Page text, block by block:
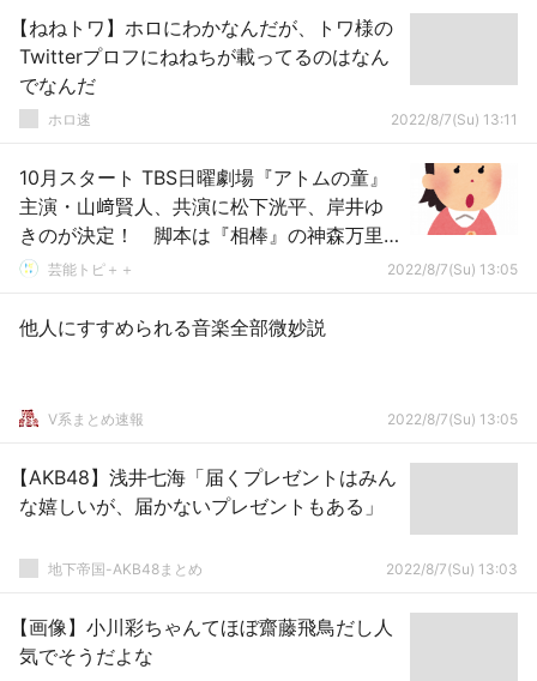
【ねねトワ】ホロにわかなんだが、トワ様の
Twitterプロフにねねちが載ってるのはなん
でなんだ
ホロ速 2022/8/7(Su) 13:11
10月スタート TBS日曜劇場『アトムの童』
主演・山﨑賢人、共演に松下洸平、岸井ゆ
きのが決定！ 脚本は『相棒』の神森万里
江 芸能トピ＋＋ 2022/8/7(Su) 13:05
他人にすすめられる音楽全部微妙説
V系まとめ速報 2022/8/7(Su) 13:05
【AKB48】浅井七海「届くプレゼントはみん
な嬉しいが、届かないプレゼントもある」
地下帝国-AKB48まとめ 2022/8/7(Su) 13:03
【画像】小川彩ちゃんてほぼ齋藤飛鳥だし人
気でそうだよな